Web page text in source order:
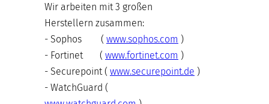
Wir arbeiten mit 3 großen
Herstellern zusammen:
- Sophos ( www.sophos.com )
- Fortinet ( www.fortinet.com )
- Securepoint ( www.securepoint.de )
- WatchGuard (